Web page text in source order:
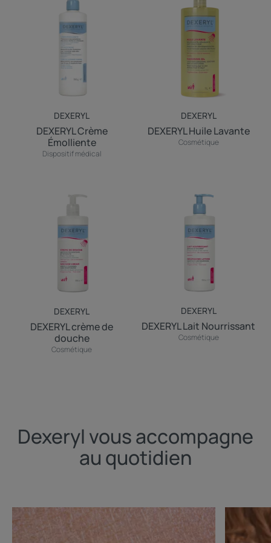
Crème
Émolliente
DEXERYL
DEXERYL Crème
Émolliente
Dispositif médical
Huile
Lavante
DEXERYL
DEXERYL Huile Lavante
Cosmétique
crème
douche
DEXERYL
DEXERYL crème de
douche
Cosmétique
Lait
Nourrissant
DEXERYL
DEXERYL Lait Nourrissant
Cosmétique
Dexeryl vous accompagne
au quotidien
Découvrir
Peau
Découvrir
Peau